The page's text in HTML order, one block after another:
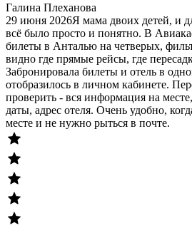
Галина Плеханова
29 июня 2026Я мама двоих детей, и
всё было просто и понятно. В
билеты в Анталью на четверых,
видно где прямые рейсы, где
Забронировала билеты и отель в
отобразилось в личном кабинете.
проверить - вся информация на
даты, адрес отеля. Очень удобно,
месте и не нужно рыться в почте.